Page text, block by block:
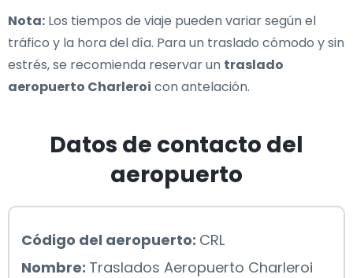
Nota: Los tiempos de viaje pueden variar según el
tráfico y la hora del día. Para un traslado cómodo y sin
estrés, se recomienda reservar un traslado
aeropuerto Charleroi con antelación.
Datos de contacto del
aeropuerto
Código del aeropuerto: CRL
Nombre: Traslados Aeropuerto Charleroi